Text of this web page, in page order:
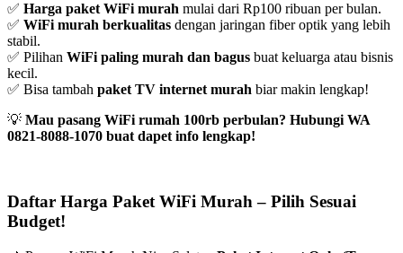
✅ Harga paket WiFi murah mulai dari Rp100 ribuan per bulan.
✅ WiFi murah berkualitas dengan jaringan fiber optik yang lebih
stabil.
✅ Pilihan WiFi paling murah dan bagus buat keluarga atau bisnis
kecil.
✅ Bisa tambah paket TV internet murah biar makin lengkap!
💡 Mau pasang WiFi rumah 100rb perbulan? Hubungi WA
0821-8088-1070 buat dapet info lengkap!
Daftar Harga Paket WiFi Murah – Pilih Sesuai
Budget!